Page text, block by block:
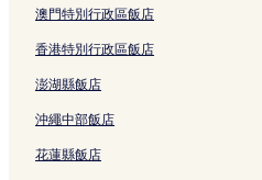
澳門特別行政區飯店
香港特別行政區飯店
澎湖縣飯店
沖繩中部飯店
花蓮縣飯店